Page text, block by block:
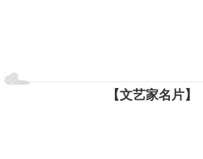
【文艺家名片】